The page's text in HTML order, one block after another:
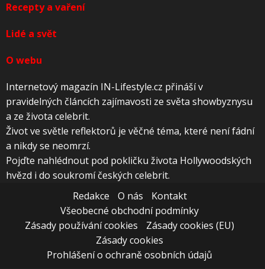
Recepty a vaření
Lidé a svět
O webu
Internetový magazín IN-Lifestyle.cz přináší v
pravidelných článcích zajímavosti ze světa showbyznysu
a ze života celebrit.
Život ve světle reflektorů je věčné téma, které není fádní
a nikdy se neomrzí.
Pojďte nahlédnout pod pokličku života Hollywoodských
hvězd i do soukromí českých celebrit.
Redakce
O nás
Kontakt
Všeobecné obchodní podmínky
Zásady používání cookies
Zásady cookies (EU)
Zásady cookies
Prohlášení o ochraně osobních údajů